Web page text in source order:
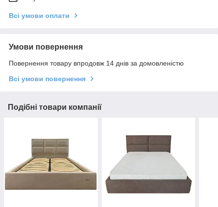
Всі умови оплати
Умови повернення
Повернення товару впродовж 14 днів за домовленістю
Всі умови повернення
Подібні товари компанії